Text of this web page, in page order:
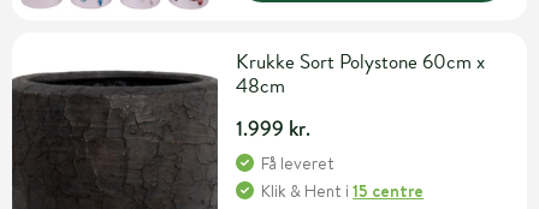
Krukke Sort Polystone 60cm x
48cm
1.999 kr.
Få leveret
Klik & Hent i15 centre